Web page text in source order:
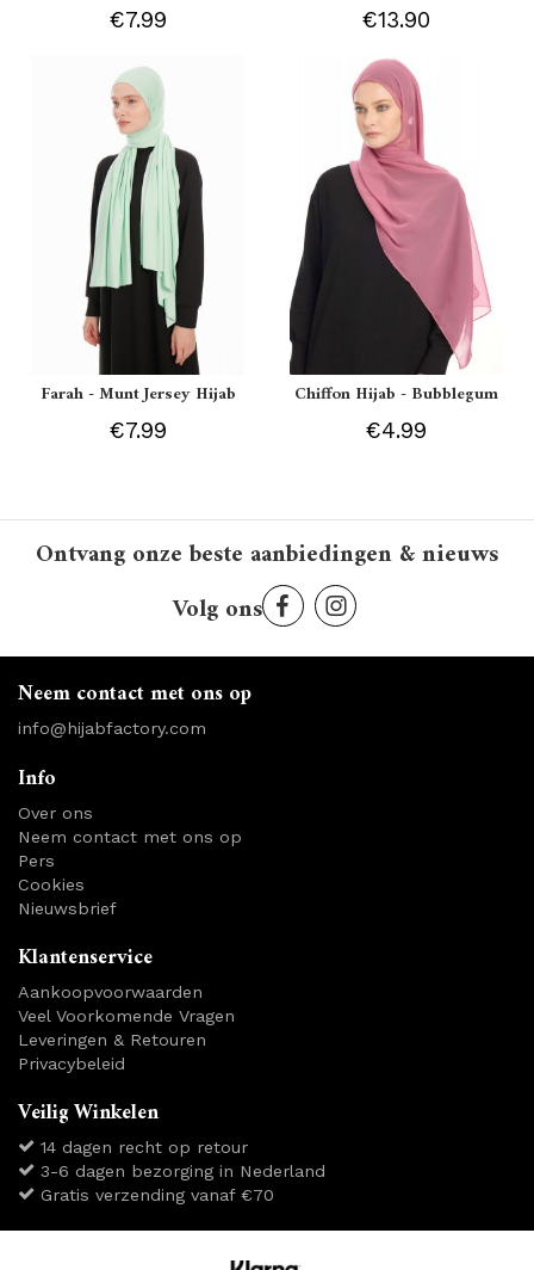
€7.99 €13.90
Farah - Munt Jersey Hijab
€7.99
Chiffon Hijab - Bubblegum
€4.99
Ontvang onze beste aanbiedingen & nieuws
Volg ons
Neem contact met ons op
info@hijabfactory.com
Info
Over ons
Neem contact met ons op
Pers
Cookies
Nieuwsbrief
Klantenservice
Aankoopvoorwaarden
Veel Voorkomende Vragen
Leveringen & Retouren
Privacybeleid
Veilig Winkelen
14 dagen recht op retour
3-6 dagen bezorging in Nederland
Gratis verzending vanaf €70